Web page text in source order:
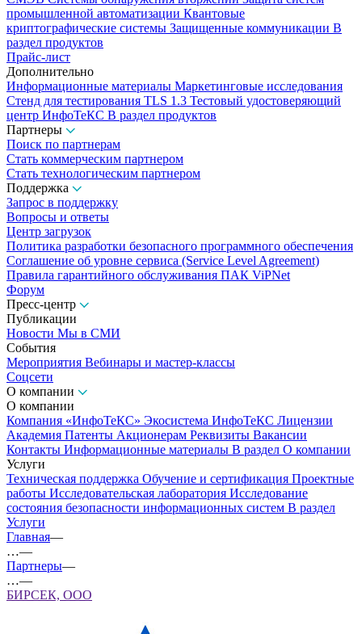
промышленной автоматизации Квантовые
криптографические системы Защищенные коммуникации В
раздел продуктов
Прайс-лист
Дополнительно
Информационные материалы Маркетинговые исследования
Стенд для тестирования TLS 1.3 Тестовый удостоверяющий
центр ИнфоТеКС В раздел продуктов
Партнеры
Поиск по партнерам
Стать коммерческим партнером
Стать технологическим партнером
Поддержка
Запрос в поддержку
Вопросы и ответы
Центр загрузок
Политика разработки безопасного программного обеспечения
Соглашение об уровне сервиса (Service Level Agreement)
Правила гарантийного обслуживания ПАК ViPNet
Форум
Пресс-центр
Публикации
Новости Мы в СМИ
События
Мероприятия Вебинары и мастер-классы
Соцсети
О компании
О компании
Компания «ИнфоТеКС» Экосистема ИнфоТеКС Лицензии
Академия Патенты Акционерам Реквизиты Вакансии
Контакты Информационные материалы В раздел О компании
Услуги
Техническая поддержка Обучение и сертификация Проектные
работы Исследовательская лаборатория Исследование
состояния безопасности информационных систем В раздел
Услуги
Главная—
…—
Партнеры—
…—
БИРСЕК, ООО